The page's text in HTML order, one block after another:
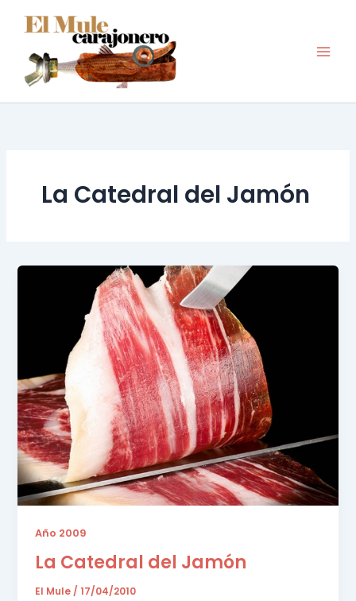
La Catedral del Jamón
Año 2009
La Catedral del Jamón
El Mule /17/04/2010